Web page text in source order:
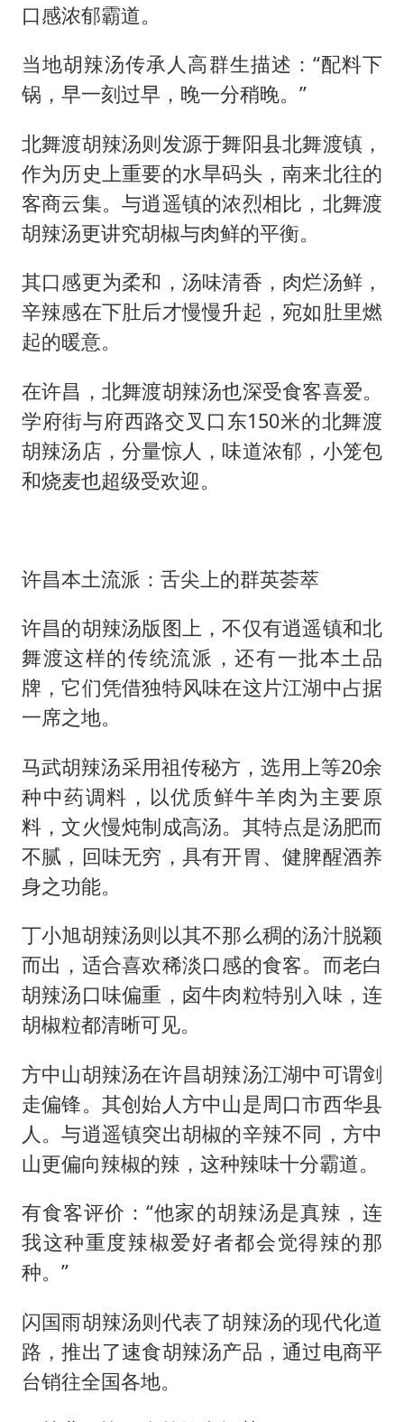
口感浓郁霸道。
当地胡辣汤传承人高群生描述：“配料下
锅，早一刻过早，晚一分稍晚。”
北舞渡胡辣汤则发源于舞阳县北舞渡镇，
作为历史上重要的水旱码头，南来北往的
客商云集。与逍遥镇的浓烈相比，北舞渡
胡辣汤更讲究胡椒与肉鲜的平衡。
其口感更为柔和，汤味清香，肉烂汤鲜，
辛辣感在下肚后才慢慢升起，宛如肚里燃
起的暖意。
在许昌，北舞渡胡辣汤也深受食客喜爱。
学府街与府西路交叉口东150米的北舞渡
胡辣汤店，分量惊人，味道浓郁，小笼包
和烧麦也超级受欢迎。
许昌本土流派：舌尖上的群英荟萃
许昌的胡辣汤版图上，不仅有逍遥镇和北
舞渡这样的传统流派，还有一批本土品
牌，它们凭借独特风味在这片江湖中占据
一席之地。
马武胡辣汤采用祖传秘方，选用上等20余
种中药调料，以优质鲜牛羊肉为主要原
料，文火慢炖制成高汤。其特点是汤肥而
不腻，回味无穷，具有开胃、健脾醒酒养
身之功能。
丁小旭胡辣汤则以其不那么稠的汤汁脱颖
而出，适合喜欢稀淡口感的食客。而老白
胡辣汤口味偏重，卤牛肉粒特别入味，连
胡椒粒都清晰可见。
方中山胡辣汤在许昌胡辣汤江湖中可谓剑
走偏锋。其创始人方中山是周口市西华县
人。与逍遥镇突出胡椒的辛辣不同，方中
山更偏向辣椒的辣，这种辣味十分霸道。
有食客评价：“他家的胡辣汤是真辣，连
我这种重度辣椒爱好者都会觉得辣的那
种。”
闪国雨胡辣汤则代表了胡辣汤的现代化道
路，推出了速食胡辣汤产品，通过电商平
台销往全国各地。